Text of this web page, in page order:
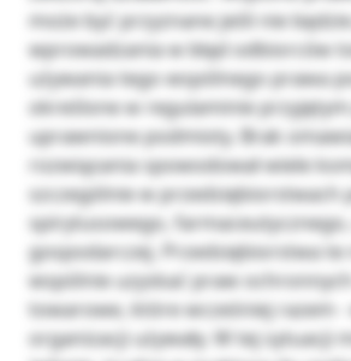
może być przyznane jeśli nie
wprowadzania w błąd odbiorców
używania tego wspólnego prawa
określone w regulaminie
uprawnione podmioty. Brak
rozwiązania spowodował wiele
szczególnie w przedsiębiorstwach
spirytusowego,
gospodarczej. Przedsiębiorstwa te
wspólnie uzyskać praw
towarowe, które wcześniej razem
organizacji używały. W tej sytuacji